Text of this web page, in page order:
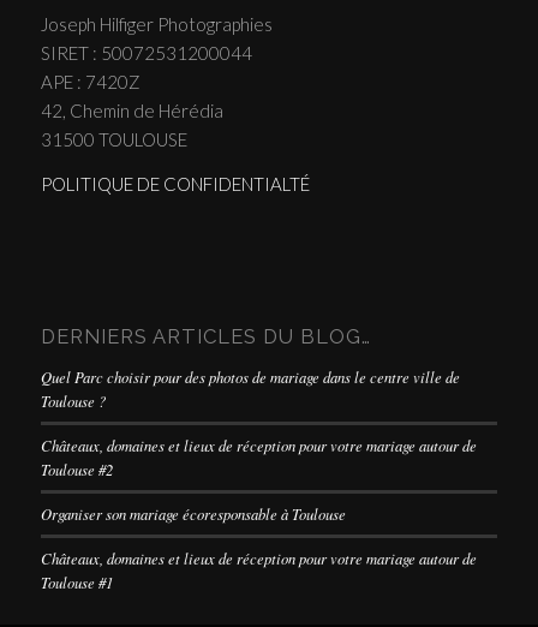
Joseph Hilfiger Photographies
SIRET : 50072531200044
APE : 7420Z
42, Chemin de Hérédia
31500 TOULOUSE
POLITIQUE DE CONFIDENTIALTÉ
DERNIERS ARTICLES DU BLOG…
Quel Parc choisir pour des photos de mariage dans le centre ville de
Toulouse ?
Châteaux, domaines et lieux de réception pour votre mariage autour de
Toulouse #2
Organiser son mariage écoresponsable à Toulouse
Châteaux, domaines et lieux de réception pour votre mariage autour de
Toulouse #1